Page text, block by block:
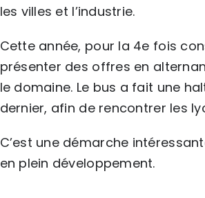
les villes et l’industrie.
Cette année, pour la 4e fois
présenter des offres en
le domaine. Le bus a fait une
dernier, afin de rencontrer les
C’est une démarche
en plein développement.